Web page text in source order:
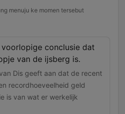
menuju ke momen tersebut
conclusie dat
van de ijsberg is.
Dis geeft aan dat de recent
recordhoeveelheid geld
is van wat er werkelijk